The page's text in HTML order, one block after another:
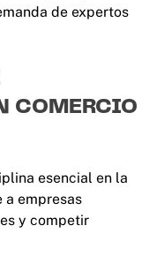
de expertos
COMERCIO
esencial en la
a empresas
y competir